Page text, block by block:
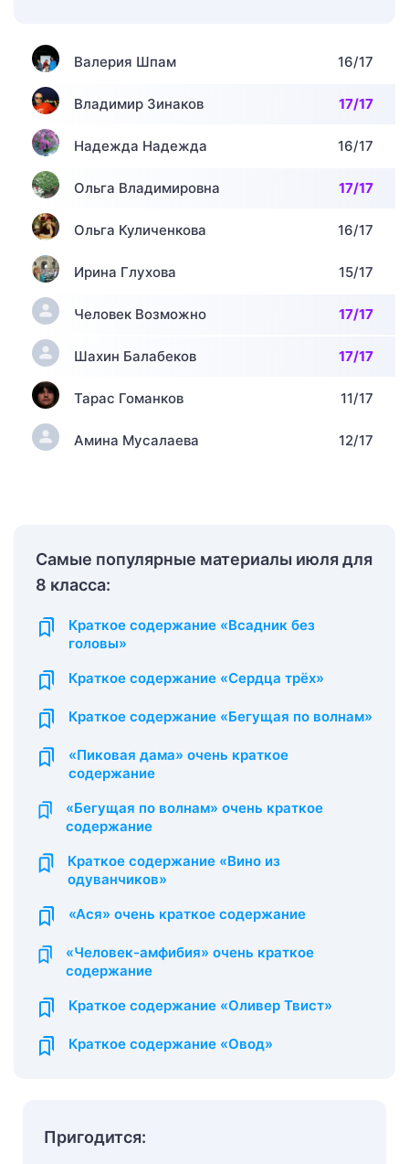
Валерия Шпам 16/17
Владимир Зинаков 17/17
Надежда Надежда 16/17
Ольга Владимировна 17/17
Ольга Куличенкова 16/17
Ирина Глухова 15/17
Человек Возможно 17/17
Шахин Балабеков 17/17
Тарас Гоманков 11/17
Амина Мусалаева 12/17
Самые популярные материалы июля для
8 класса:
Краткое содержание «Всадник без
головы»
Краткое содержание «Сердца трёх»
Краткое содержание «Бегущая по волнам»
«Пиковая дама» очень краткое
содержание
«Бегущая по волнам» очень краткое
содержание
Краткое содержание «Вино из
одуванчиков»
«Ася» очень краткое содержание
«Человек-амфибия» очень краткое
содержание
Краткое содержание «Оливер Твист»
Краткое содержание «Овод»
Пригодится: